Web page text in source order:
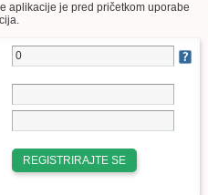
aplikacije je pred pričetkom uporabe